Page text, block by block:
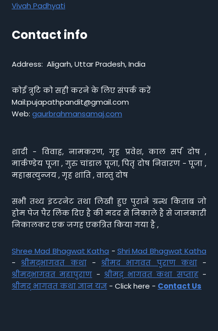
Vivah Padhyati
Contact info
Address: Aligarh, Uttar Pradesh, India
कोई त्रुटि को सही करने के लिए संपर्क करें
Mail:pujapathpandit@gmail.com
Web: gaurbrahmansamaj.com
शादी - विवाह, नामकरण, गृह प्रवेश, काल सर्प दोष ,
मार्कण्डेय पूजा , गुरु चांडाल पूजा, पितृ दोष निवारण - पूजा ,
महाम्रत्युन्जय , गृह शांति , वास्तु दोष
सभी तथ्य इंटरनेट तथा लिखी हुए पुराने ग्रन्थ किताब जो
होम पेज पैर लिंक दिए है की मदद से निकाले है से जानकारी
निकालकर एक जगह एकत्रित किया गया है ,
Shree Mad Bhagwat Katha - Shri Mad Bhagwat Katha
- श्रीमद्भागवत कथा- श्रीमद भागवत पुराण कथा-
श्रीमद्भागवत महापुराण - श्रीमद् भागवत कथा सप्ताह-
श्रीमद् भागवत कथा ज्ञान यज्ञ - Click here - Contact Us